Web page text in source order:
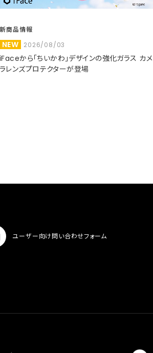
新商品情報
NEW 2026/08/03
iFaceから「ちいかわ」デザインの強化ガラス カメ
ラレンズプロテクターが登場
ユーザー向け問い合わせフォーム